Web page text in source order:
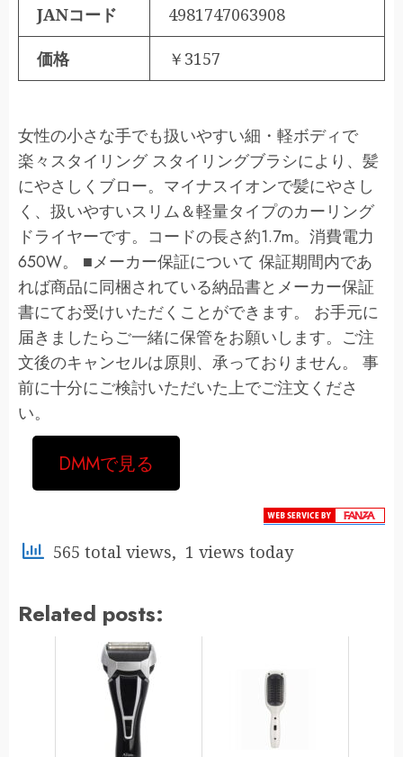
JANコード 4981747063908
価格 ￥3157
女性の小さな手でも扱いやすい細・軽ボディで
楽々スタイリング スタイリングブラシにより、髪
にやさしくブロー。マイナスイオンで髪にやさし
く、扱いやすいスリム＆軽量タイプのカーリング
ドライヤーです。コードの長さ約1.7m。消費電力
650W。 ■メーカー保証について 保証期間内であ
れば商品に同梱されている納品書とメーカー保証
書にてお受けいただくことができます。 お手元に
届きましたらご一緒に保管をお願いします。ご注
文後のキャンセルは原則、承っておりません。 事
前に十分にご検討いただいた上でご注文くださ
い。
DMMで見る
565 total views, 1 views today
Related posts: